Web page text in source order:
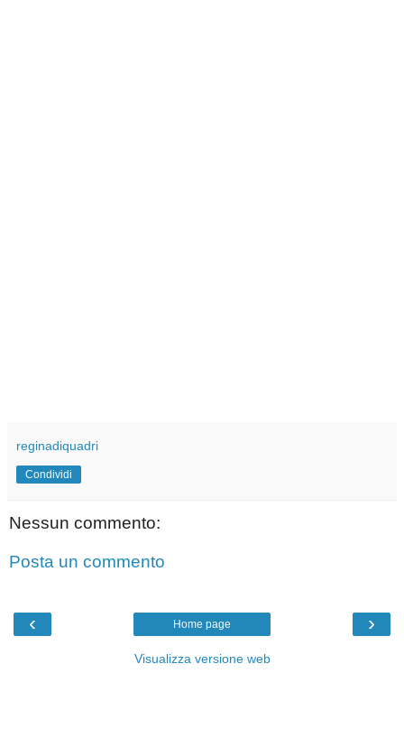
reginadiquadri
Condividi
Nessun commento:
Posta un commento
‹ ›
Home page
Visualizza versione web